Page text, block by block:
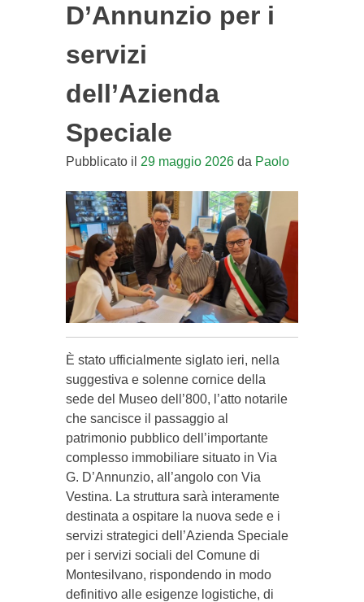
D’Annunzio per i
servizi
dell’Azienda
Speciale
Pubblicato il 29 maggio 2026da Paolo
È stato ufficialmente siglato ieri, nella
suggestiva e solenne cornice della
sede del Museo dell’800, l’atto notarile
che sancisce il passaggio al
patrimonio pubblico dell’importante
complesso immobiliare situato in Via
G. D’Annunzio, all’angolo con Via
Vestina. La struttura sarà interamente
destinata a ospitare la nuova sede e i
servizi strategici dell’Azienda Speciale
per i servizi sociali del Comune di
Montesilvano, rispondendo in modo
definitivo alle esigenze logistiche, di